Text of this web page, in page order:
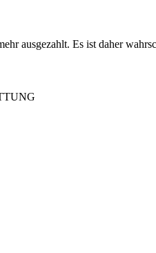
ausgezahlt. Es ist daher